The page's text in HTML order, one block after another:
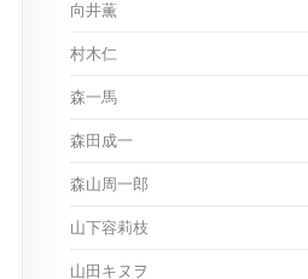
向井薫
村木仁
森一馬
森田成一
森山周一郎
山下容莉枝
山田キヌヲ